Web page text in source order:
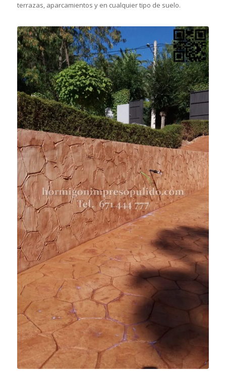
terrazas, aparcamientos y en cualquier tipo de suelo.